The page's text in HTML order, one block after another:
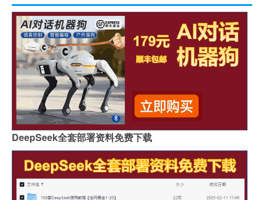
DeepSeek全套部署资料免费下载